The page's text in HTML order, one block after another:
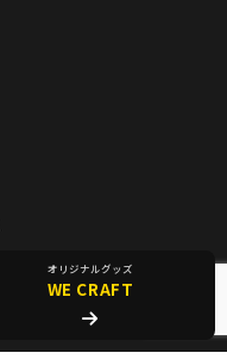
オリジナルグッズ
WE CRAFT